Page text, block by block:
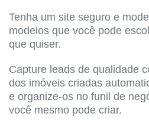
Tenha um site seguro e
modelos que você pode
que quiser.
Capture leads de qualidade
dos imóveis criadas
e organize-os no funil de
você mesmo pode criar.